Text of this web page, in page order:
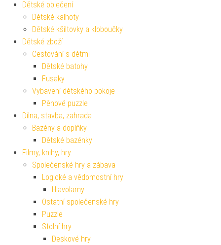
Dětské oblečení
Dětské kalhoty
Dětské kšiltovky a kloboučky
Dětské zboží
Cestování s dětmi
Dětské batohy
Fusaky
Vybavení dětského pokoje
Pěnové puzzle
Dílna, stavba, zahrada
Bazény a doplňky
Dětské bazénky
Filmy, knihy, hry
Společenské hry a zábava
Logické a vědomostní hry
Hlavolamy
Ostatní společenské hry
Puzzle
Stolní hry
Deskové hry